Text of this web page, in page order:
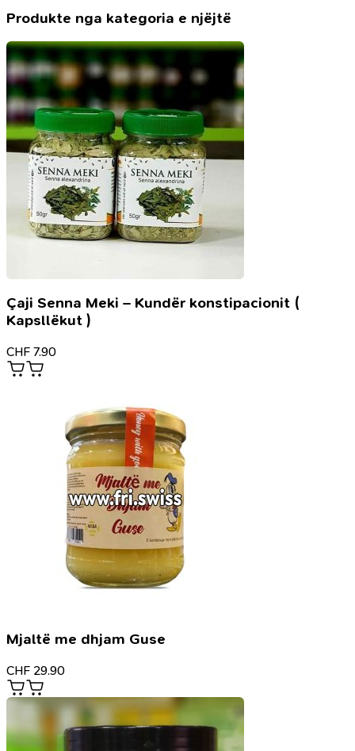
Produkte nga kategoria e njëjtë
Çaji Senna Meki – Kundër konstipacionit (
Kapsllëkut )
CHF 7.90
Mjaltë me dhjam Guse
CHF 29.90